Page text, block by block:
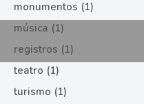
monumentos (1)
música (1)
registros (1)
teatro (1)
turismo (1)